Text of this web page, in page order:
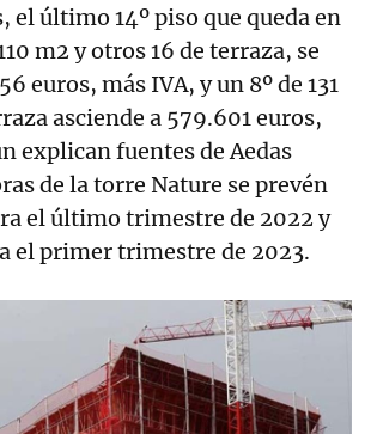
el último 14º piso que queda en
m2 y otros 16 de terraza, se
euros, más IVA, y un 8º de 131
asciende a 579.601 euros,
explican fuentes de Aedas
de la torre Nature se prevén
el último trimestre de 2022 y
el primer trimestre de 2023.